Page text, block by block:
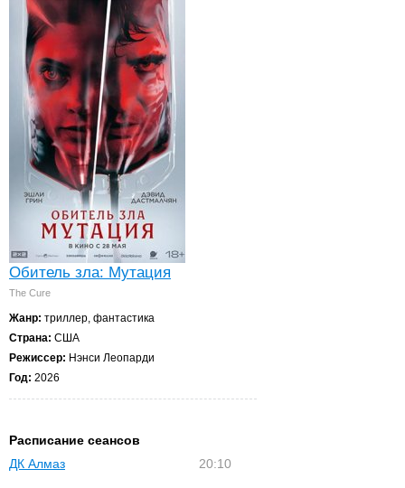
Обитель зла: Мутация
The Cure
Жанр: триллер, фантастика
Страна: США
Режиссер: Нэнси Леопарди
Год: 2026
Расписание сеансов
ДК Алмаз
20:10